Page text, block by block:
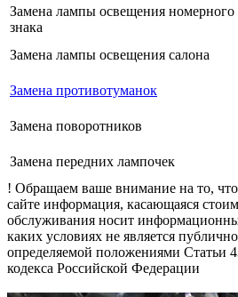
Замена лампы освещения номерного
знака
Замена лампы освещения салона
Замена противотуманок
Замена поворотников
Замена передних лампочек
! Обращаем ваше внимание на то, что
сайте информация, касающаяся
обслуживания носит
каких условиях не является
определяемой положениями Статьи
кодекса Российской Федерации